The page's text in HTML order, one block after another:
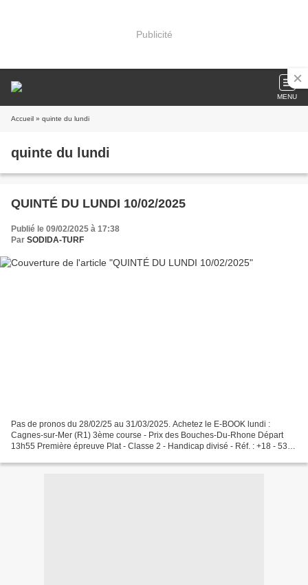
Publicité
MENU
Accueil » quinte du lundi
quinte du lundi
QUINTÉ DU LUNDI 10/02/2025
Publié le 09/02/2025 à 17:38
Par SODIDA-TURF
Pas de pronos du 28/02/25 au 31/03/2025. Achetez le E-BOOK lundi :
Cagnes-sur-Mer (R1) 3ème course - Prix des Bouches-Du-Rhone Départ
13h55 Première épreuve Plat - Classe 2 - Handicap divisé - Réf. : +18 - 53